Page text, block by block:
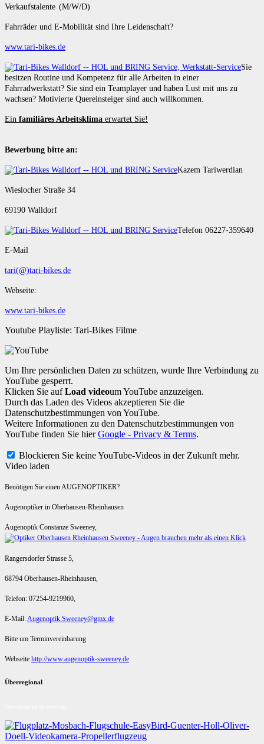
Verkaufstalente (M/W/D)
Fahrräder und E-Mobilität sind Ihre Leidenschaft?
www.tari-bikes.de
Sie
besitzen Routine und Kompetenz für alle Arbeiten in einer
Fahrradwerkstatt? Sie sind ein Teamplayer und haben Lust mit uns zu
wachsen? Motivierte Quereinsteiger sind auch willkommen.
Ein familiäres Arbeitsklima erwartet Sie!
Bewerbung bitte an:
Kazem Tariwerdian
Wieslocher Straße 34
69190 Walldorf
Telefon 06227-359640
E-Mail
tari(@)tari-bikes.de
Webseite:
www.tari-bikes.de
Youtube Playliste: Tari-Bikes Filme
Um Ihre persönlichen Daten zu schützen, wurde Ihre Verbindung zu
YouTube gesperrt.
Klicken Sie aufLoad videoum YouTube anzuzeigen.
Durch das Laden des Videos akzeptieren Sie die
Datenschutzbestimmungen von YouTube.
Weitere Informationen zu den Datenschutzbestimmungen von
YouTube finden Sie hierGoogle - Privacy & Terms.
Blockieren Sie keine YouTube-Videos in der Zukunft mehr.
Video laden
Benötigen Sie einen AUGENOPTIKER?
Augenoptiker in Oberhausen-Rheinhausen
Augenoptik Constanze Sweeney,
Rangersdorfer Strasse 5,
68794 Oberhausen-Rheinhausen,
Telefon: 07254-9219960,
E-Mail: Augenoptik.Sweeney@gmx.de
Bitte um Terminvereinbarung
Webseite http://www.augenoptik-sweeney.de
Überregional